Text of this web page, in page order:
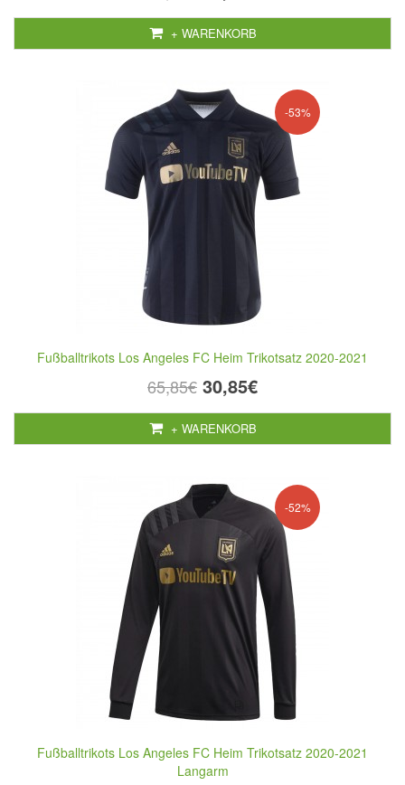
+ WARENKORB
-53%
Fußballtrikots Los Angeles FC Heim Trikotsatz 2020-2021
65,85€ 30,85€
+ WARENKORB
-52%
Fußballtrikots Los Angeles FC Heim Trikotsatz 2020-2021
Langarm